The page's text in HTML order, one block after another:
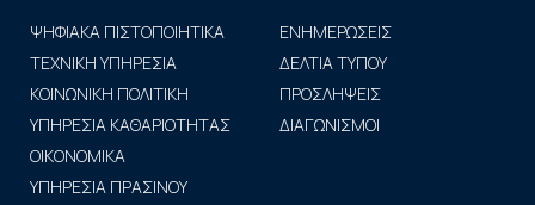
ΨΗΦΙΑΚΑ ΠΙΣΤΟΠΟΙΗΤΙΚΑ
ΤΕΧΝΙΚΗ ΥΠΗΡΕΣΙΑ
ΚΟΙΝΩΝΙΚΗ ΠΟΛΙΤΙΚΗ
ΥΠΗΡΕΣΙΑ ΚΑΘΑΡΙΟΤΗΤΑΣ
ΟΙΚΟΝΟΜΙΚΑ
ΥΠΗΡΕΣΙΑ ΠΡΑΣΙΝΟΥ
ΕΝΗΜΕΡΩΣΕΙΣ
ΔΕΛΤΙΑ ΤΥΠΟΥ
ΠΡΟΣΛΗΨΕΙΣ
ΔΙΑΓΩΝΙΣΜΟΙ